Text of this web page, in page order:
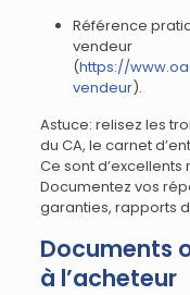
Référence
vendeur
(https://
vendeur).
Astuce: relisez les
du CA, le carnet
Ce sont d’excellents
Documentez vos
garanties, rapports
Documents
à l’acheteur